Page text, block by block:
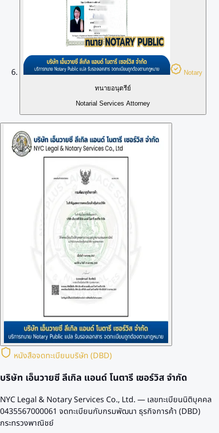
Notary
ทนายอนุตรีย์
Notarial Services Attorney
หนังสือจดทะเบียนบริษัท (DBD)
บริษัท เอ็นวายซี ลีเกิล แอนด์ โนตารี เซอร์วิส จำกัด
NYC Legal & Notary Services Co., Ltd. — เลขทะเบียนนิติบุคคล
0435567000061 จดทะเบียนกับกรมพัฒนา ธุรกิจการค้า (DBD)
กระทรวงพาณิชย์